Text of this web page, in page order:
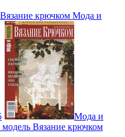
крючком Мода и
Мода и
Вязание крючком